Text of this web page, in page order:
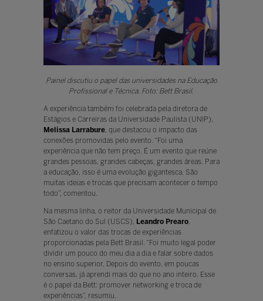
Painel discutiu o papel das universidades na Educação
Profissional e Técnica. Foto: Bett Brasil.
A experiência também foi celebrada pela diretora de
Estágios e Carreiras da Universidade Paulista (UNIP),
Melissa Larrabure, que destacou o impacto das
conexões promovidas pelo evento. “Foi uma
experiência que não tem preço. É um evento que reúne
grandes pessoas, grandes cabeças, grandes áreas. Para
a educação, isso é uma evolução gigantesca. São
muitas ideias e trocas que precisam acontecer o tempo
todo”, comentou.
Na mesma linha, o reitor da Universidade Municipal de
São Caetano do Sul (USCS), Leandro Prearo,
enfatizou o valor das trocas de experiências
proporcionadas pela Bett Brasil. “Foi muito legal poder
dividir um pouco do meu dia a dia e falar sobre dados
no ensino superior. Depois do evento, em poucas
conversas, já aprendi mais do que no ano inteiro. Esse
é o papel da Bett: promover networking e troca de
experiências”, resumiu.